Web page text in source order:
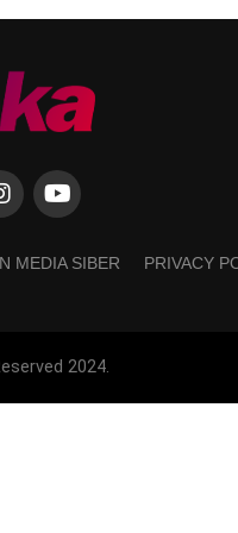
MEDIA SIBER PRIVACY
2024.